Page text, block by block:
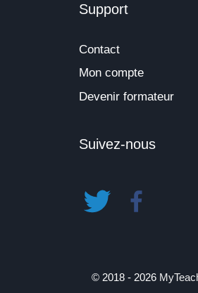
Support
Contact
Mon compte
Devenir formateur
Suivez-nous
© 2018 - 2026